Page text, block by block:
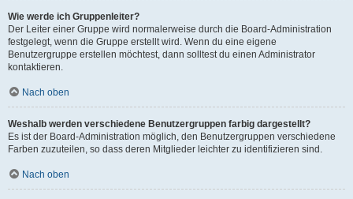
Wie werde ich Gruppenleiter?
Der Leiter einer Gruppe wird normalerweise durch die Board-Administration
festgelegt, wenn die Gruppe erstellt wird. Wenn du eine eigene
Benutzergruppe erstellen möchtest, dann solltest du einen Administrator
kontaktieren.
Nach oben
Weshalb werden verschiedene Benutzergruppen farbig dargestellt?
Es ist der Board-Administration möglich, den Benutzergruppen verschiedene
Farben zuzuteilen, so dass deren Mitglieder leichter zu identifizieren sind.
Nach oben